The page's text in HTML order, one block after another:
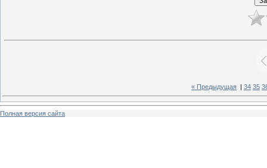
« Предыдущая 34 35
Полная версия сайта